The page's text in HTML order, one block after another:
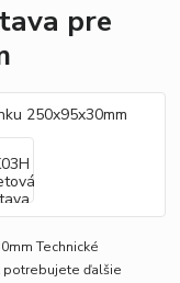
pre
Technické
potrebujete ďalšie